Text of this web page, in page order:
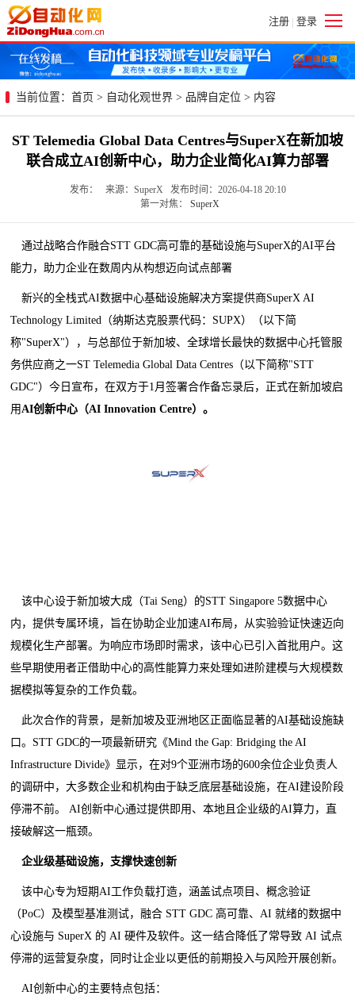
注册 | 登录
当前位置： 首页 > 自动化观世界 > 品牌自定位 > 内容
ST Telemedia Global Data Centres与SuperX在新加坡
联合成立AI创新中心，助力企业简化AI算力部署
发布： 来源：SuperX 发布时间：2026-04-18 20:10
第一对焦： SuperX
通过战略合作融合STT GDC高可靠的基础设施与SuperX的AI平台
能力，助力企业在数周内从构想迈向试点部署
新兴的全栈式AI数据中心基础设施解决方案提供商SuperX AI
Technology Limited（纳斯达克股票代码：SUPX）（以下简
称"SuperX"），与总部位于新加坡、全球增长最快的数据中心托管服
务供应商之一ST Telemedia Global Data Centres（以下简称"STT
GDC"）今日宣布，在双方于1月签署合作备忘录后，正式在新加坡启
用 AI创新中心（AI Innovation Centre）。
该中心设于新加坡大成（Tai Seng）的STT Singapore 5数据中心
内，提供专属环境，旨在协助企业加速AI布局，从实验验证快速迈向
规模化生产部署。为响应市场即时需求，该中心已引入首批用户。这
些早期使用者正借助中心的高性能算力来处理如进阶建模与大规模数
据模拟等复杂的工作负载。
此次合作的背景，是新加坡及亚洲地区正面临显著的AI基础设施缺
口。STT GDC的一项最新研究《Mind the Gap: Bridging the AI
Infrastructure Divide》显示，在对9个亚洲市场的600余位企业负责人
的调研中，大多数企业和机构由于缺乏底层基础设施，在AI建设阶段
停滞不前。 AI创新中心通过提供即用、本地且企业级的AI算力，直
接破解这一瓶颈。
企业级基础设施，支撑快速创新
该中心专为短期AI工作负载打造，涵盖试点项目、概念验证
（PoC）及模型基准测试，融合 STT GDC 高可靠、AI 就绪的数据中
心设施与 SuperX 的 AI 硬件及软件。这一结合降低了常导致 AI 试点
停滞的运营复杂度，同时让企业以更低的前期投入与风险开展创新。
AI创新中心的主要特点包括：